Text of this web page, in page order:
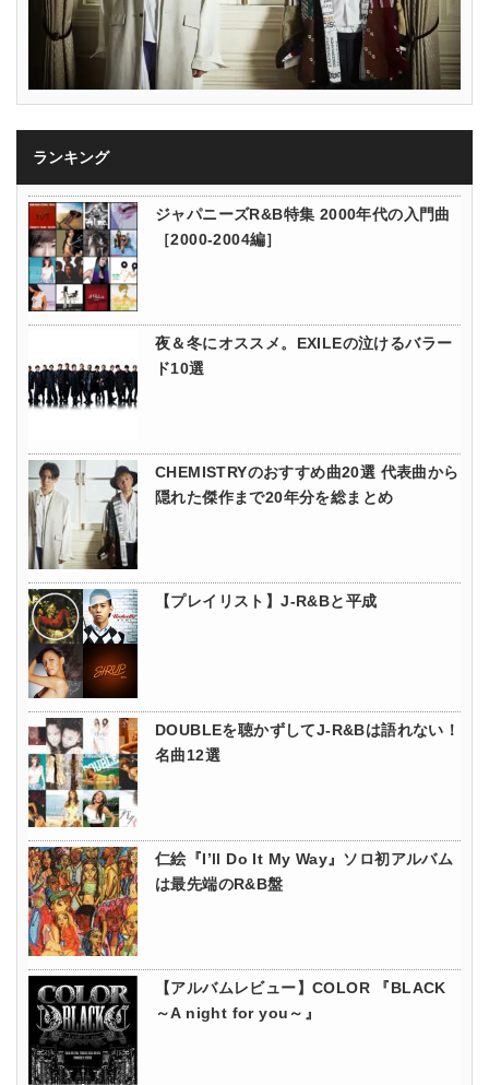
ランキング
ジャパニーズR&B特集 2000年代の入門曲
［2000-2004編］
夜＆冬にオススメ。EXILEの泣けるバラー
ド10選
CHEMISTRYのおすすめ曲20選 代表曲から
隠れた傑作まで20年分を総まとめ
【プレイリスト】J-R&Bと平成
DOUBLEを聴かずしてJ-R&Bは語れない！
名曲12選
仁絵『I’ll Do It My Way』ソロ初アルバム
は最先端のR&B盤
【アルバムレビュー】COLOR 『BLACK
～A night for you～』